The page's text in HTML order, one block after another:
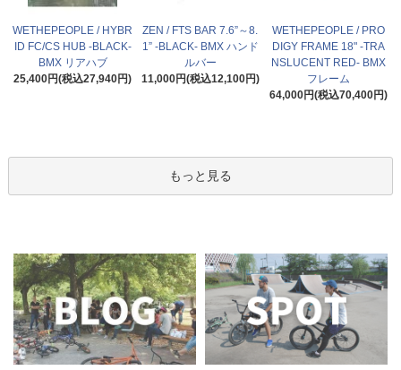
WETHEPEOPLE / HYBR
ID FC/CS HUB -BLACK-
BMX リアハブ
25,400円(税込27,940円)
ZEN / FTS BAR 7.6”～8.
1” -BLACK- BMX ハンド
ルバー
11,000円(税込12,100円)
WETHEPEOPLE / PRO
DIGY FRAME 18" -TRA
NSLUCENT RED- BMX
フレーム
64,000円(税込70,400円)
もっと見る